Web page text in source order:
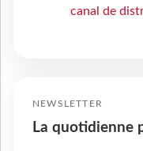
canal de
NEWSLETTER
La quotidienne